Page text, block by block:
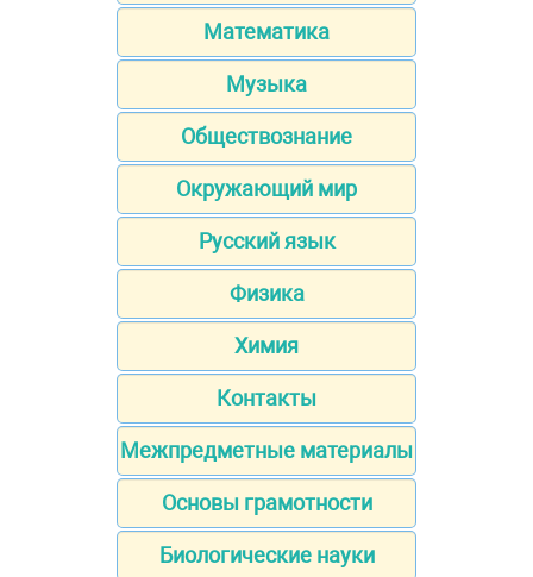
Математика
Музыка
Обществознание
Окружающий мир
Русский язык
Физика
Химия
Контакты
Межпредметные материалы
Основы грамотности
Биологические науки